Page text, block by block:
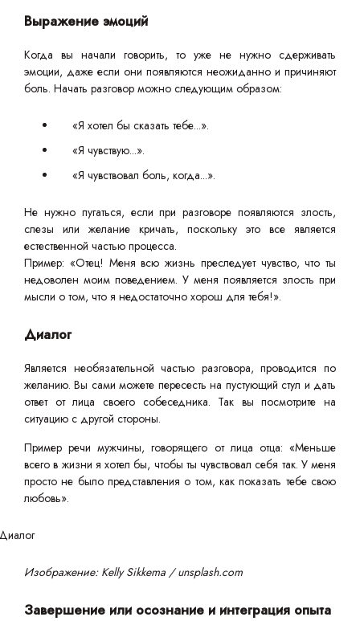
Выражение эмоций
Когда вы начали говорить, то уже не нужно сдерживать
эмоции, даже если они появляются неожиданно и причиняют
боль. Начать разговор можно следующим образом:
«Я хотел бы сказать тебе...».
«Я чувствую...».
«Я чувствовал боль, когда...».
Не нужно пугаться, если при разговоре появляются злость,
слезы или желание кричать, поскольку это все является
естественной частью процесса.
Пример: «Отец! Меня всю жизнь преследует чувство, что ты
недоволен моим поведением. У меня появляется злость при
мысли о том, что я недостаточно хорош для тебя!».
Диалог
Является необязательной частью разговора, проводится по
желанию. Вы сами можете пересесть на пустующий стул и дать
ответ от лица своего собеседника. Так вы посмотрите на
ситуацию с другой стороны.
Пример речи мужчины, говорящего от лица отца: «Меньше
всего в жизни я хотел бы, чтобы ты чувствовал себя так. У меня
просто не было представления о том, как показать тебе свою
любовь».
Изображение: Kelly Sikkema / unsplash.com
Завершение или осознание и интеграция опыта